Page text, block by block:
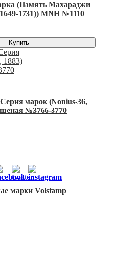
(Память Махараджи
1731)) MNH №1110
Купить
марок (Nonius-36,
№3766-3770
марки Volstamp